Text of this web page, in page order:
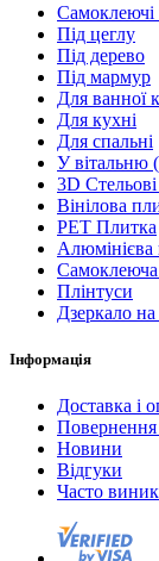
Самоклеючі
Під цеглу
Під дерево
Під мармур
Для ванної
Для кухні
Для спальні
У вітальню
3D Стельові
Вінілова
PET Плитка
Алюмінієва
Самоклеюча
Плінтуси
Дзеркало
Інформація
Доставка і
Повернення
Новини
Відгуки
Часто